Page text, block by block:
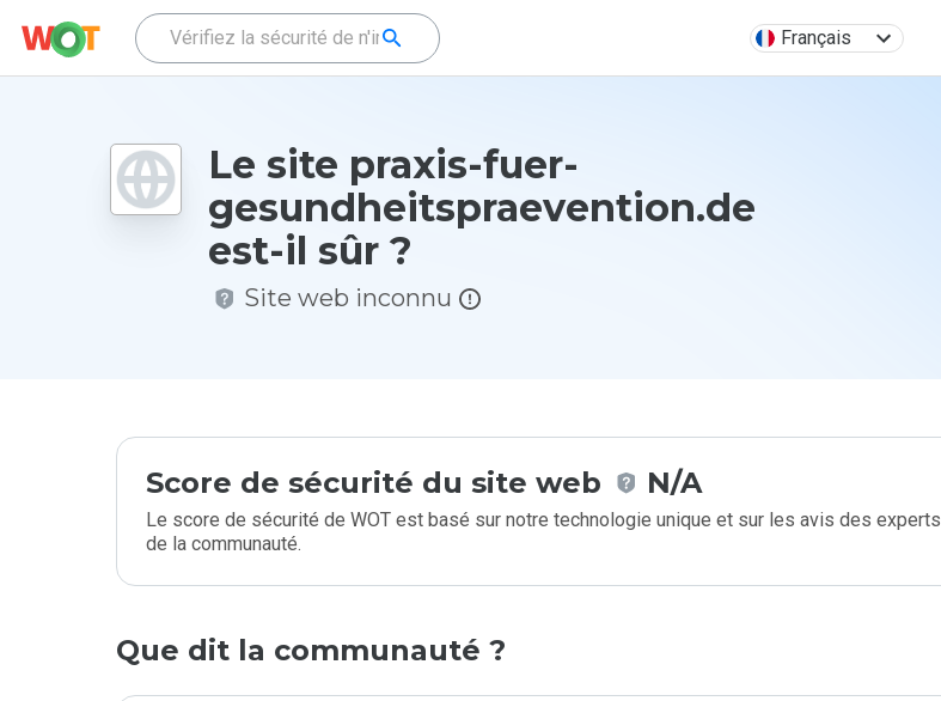
Français
Le site praxis-fuer-
gesundheitspraevention.de
est-il sûr ?
Site web inconnu
Score de sécurité du site web N/A
Le score de sécurité de WOT est basé sur notre technologie unique et sur les avis des experts
de la communauté.
Que dit la communauté ?